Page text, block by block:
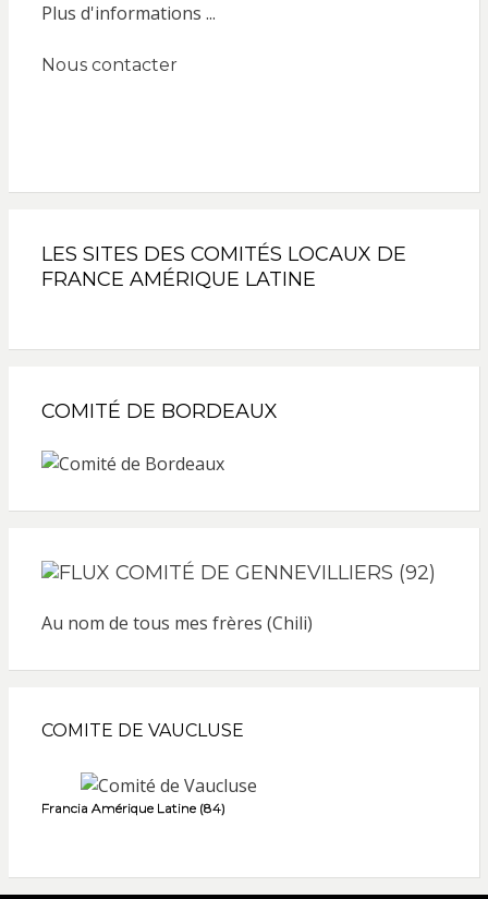
Plus d'informations ...
Nous contacter
LES SITES DES COMITÉS LOCAUX DE
FRANCE AMÉRIQUE LATINE
COMITÉ DE BORDEAUX
COMITÉ DE GENNEVILLIERS (92)
Au nom de tous mes frères (Chili)
COMITE DE VAUCLUSE
Francia Amérique Latine (84)